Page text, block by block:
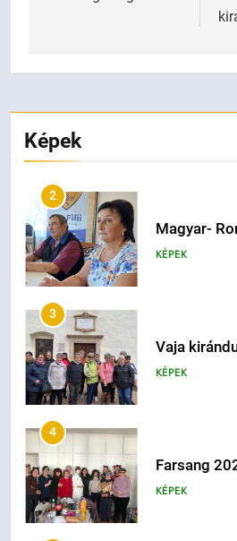
Képek
1
Budapest
2
Magyar-
KÉPEK
3
Vaja
KÉPEK
4
Farsang
KÉPEK